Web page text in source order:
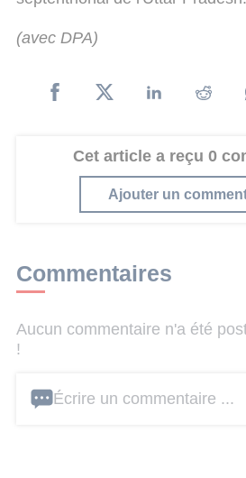
(avec DPA)
Cet article a reçu 0
Ajouter un
Commentaires
Aucun commentaire n'a été
!
Écrire un commentaire ...